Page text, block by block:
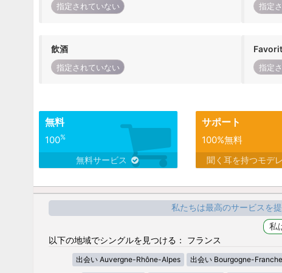
指定されていない 指定
飲酒
指定されていない 指定
無料
100%
無料サービス
サポート
100%無料
聞く耳を持つモデ
私たちは最高のサービスを
以下の地域でシングルを見つける： フランス
出会い Auvergne-Rhône-Alpes 出会い Bourgogne-